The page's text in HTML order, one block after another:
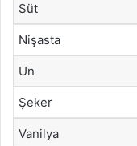
Süt
Nişasta
Un
Şeker
Vanilya